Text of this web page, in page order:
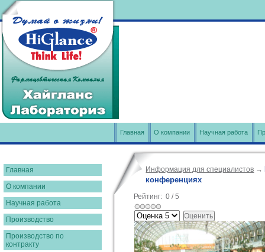
Главная О компании Научная работа
Главная
О компании
Научная работа
Производство
Производство по
контракту
Информация для специалистов →
конференциях
Рейтинг:0 /5